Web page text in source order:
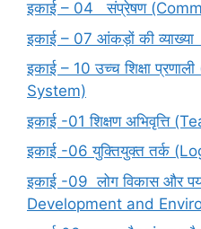
इकाई – 04 संप्रेषण
इकाई – 07 आंकड़ों की
इकाई – 10 उच्च शिक्षा
System)
इकाई -01 शिक्षण अभिवृत्ति
इकाई -06 युक्तियुक्त तर्क
इकाई -09 लोग विकास और
Development and